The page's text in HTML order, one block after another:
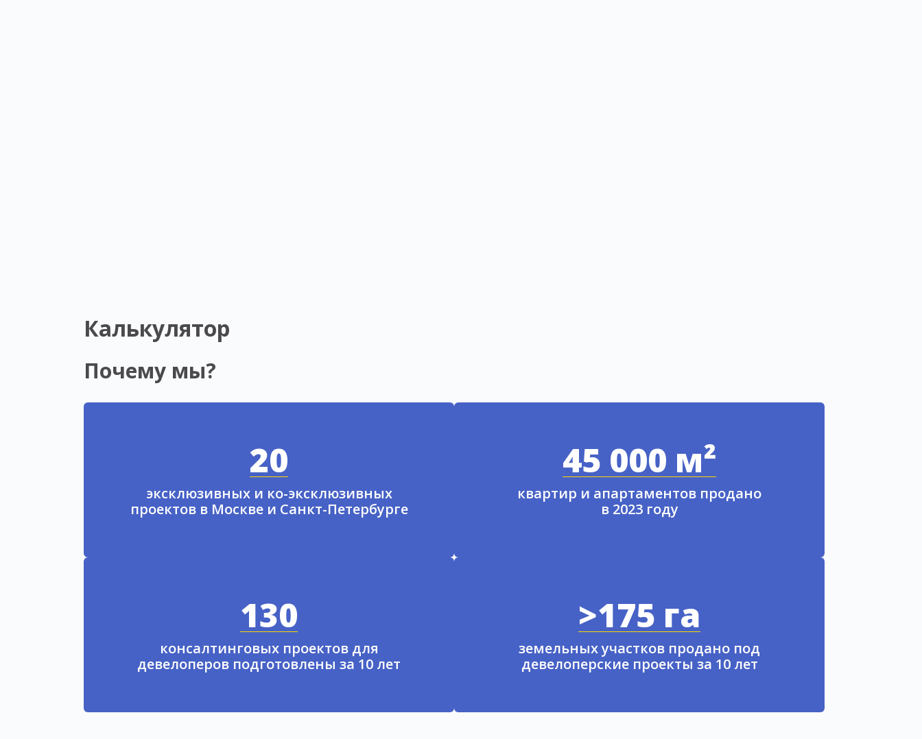
Калькулятор
Почему мы?
20
эксклюзивных и ко-эксклюзивных
проектов в Москве и Санкт-Петербурге
45 000 м²
квартир и апартаментов продано
в 2023 году
130
консалтинговых проектов для
девелоперов подготовлены за 10 лет
>175 га
земельных участков продано под
девелоперские проекты за 10 лет